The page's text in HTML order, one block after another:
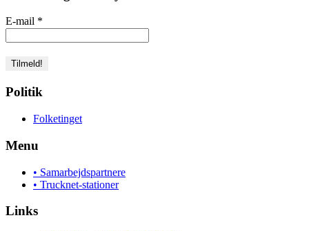
E-mail *
Politik
Folketinget
Menu
• Samarbejdspartnere
• Trucknet-stationer
Links